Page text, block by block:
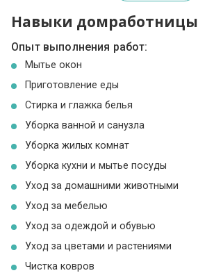
Навыки домработницы
Опыт выполнения работ:
Мытье окон
Приготовление еды
Стирка и глажка белья
Уборка ванной и санузла
Уборка жилых комнат
Уборка кухни и мытье посуды
Уход за домашними животными
Уход за мебелью
Уход за одеждой и обувью
Уход за цветами и растениями
Чистка ковров